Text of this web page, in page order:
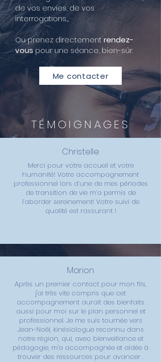
de vos envies, de vos
interrogations,...
Ou prenez directementrendez-
vouspour une séance, bien-sûr.
Me contacter
TÉMOIGNAGES
Christelle
Merci pour votre accueil et votre
humanité! Votre accompagnement
professionnel lors d’une de mes périodes
de transition de vie m’a permis de
l’aborder sereinement! Votre suivi de
qualité est rassurant !
Marion
Après un premier contact pour mon fils,
j'ai très vite compris que cet
accompagnement aurait des bienfaits
aussi pour moi sur le plan personnel et
professionnel. Je me suis tournée vers
Jean-Noël, kinésiologue reconnu dans
notre région, qui, avec bienveillance et
pédagogie, m'a accompagnée et aidée à
trouver des ressources pour avancer .